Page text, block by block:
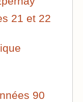
21 et 22
90